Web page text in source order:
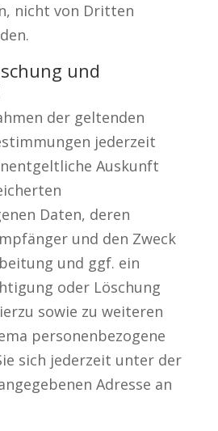
nicht von Dritten
und
der geltenden
jederzeit
Auskunft
Daten, deren
und den Zweck
und ggf. ein
oder Löschung
sowie zu weiteren
personenbezogene
sich jederzeit unter der
Adresse an